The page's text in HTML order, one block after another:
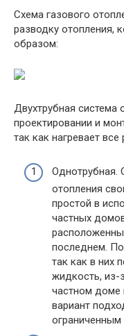
Схема газового
разводку отопления,
образом:
Двухтрубная система
проектировании и
так как нагревает
Однотрубная.
отопления
простой в
частных
последнем.
так как в них
жидкость, из-
частном доме
вариант